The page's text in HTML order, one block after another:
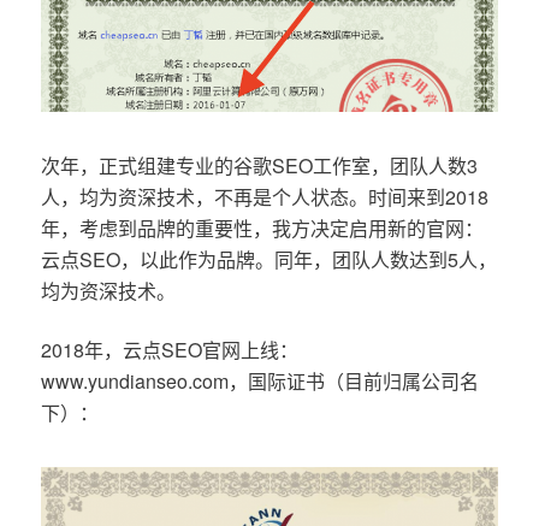
次年，正式组建专业的谷歌SEO工作室，团队人数3
人，均为资深技术，不再是个人状态。时间来到2018
年，考虑到品牌的重要性，我方决定启用新的官网：
云点SEO，以此作为品牌。同年，团队人数达到5人，
均为资深技术。
2018年，云点SEO官网上线：
www.yundianseo.com，国际证书（目前归属公司名
下）：